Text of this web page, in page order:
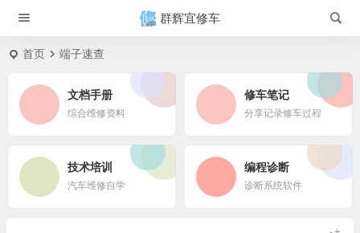
群辉宜修车
首页 端子速查
文档手册
综合维修资料
修车笔记
分享记录修车过程
技术培训
汽车维修自学
编程诊断
诊断系统软件